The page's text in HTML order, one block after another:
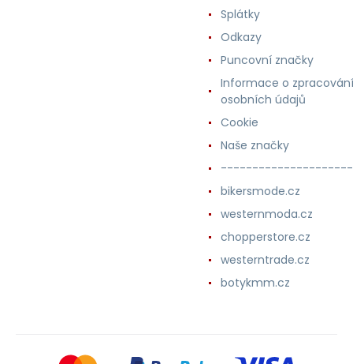
Splátky
Odkazy
Puncovní značky
Informace o zpracování
osobních údajů
Cookie
Naše značky
bikersmode.cz
westernmoda.cz
chopperstore.cz
westerntrade.cz
botykmm.cz